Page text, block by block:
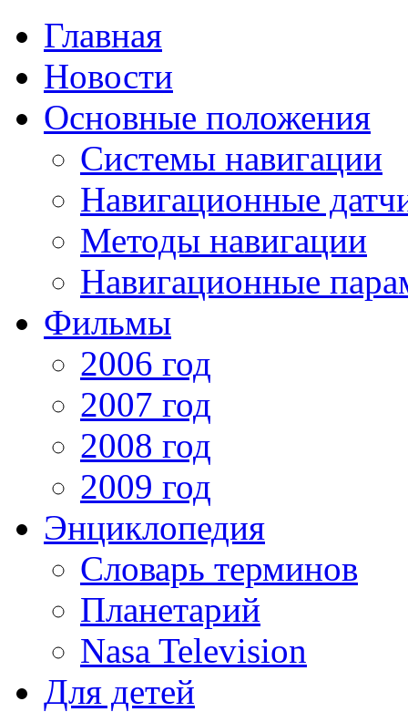
Главная
Новости
Основные положения
Системы навигации
Навигационные
Методы навигации
Навигационные
Фильмы
2006 год
2007 год
2008 год
2009 год
Энциклопедия
Словарь терминов
Планетарий
Nasa Television
Для детей